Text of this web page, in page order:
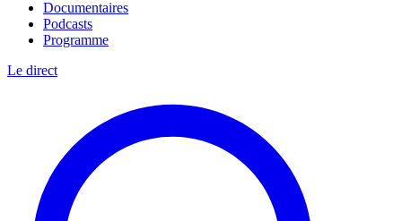
Documentaires
Podcasts
Programme
Le direct